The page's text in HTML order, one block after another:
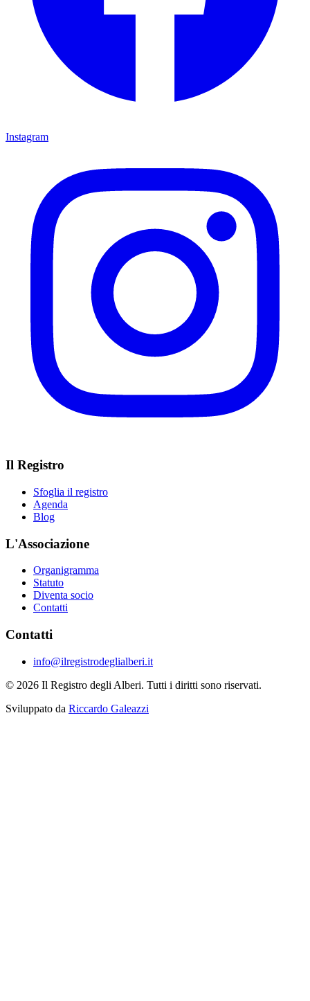
Instagram
Il Registro
Sfoglia il registro
Agenda
Blog
L'Associazione
Organigramma
Statuto
Diventa socio
Contatti
Contatti
info@ilregistrodeglialberi.it
© 2026 Il Registro degli Alberi. Tutti i diritti sono riservati.
Sviluppato da Riccardo Galeazzi